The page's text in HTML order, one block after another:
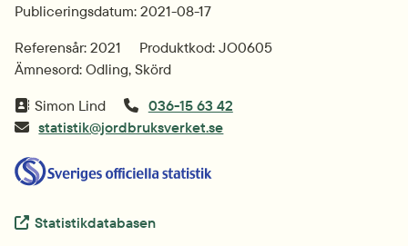
Publiceringsdatum: 2021-08-17
Referensår: 2021
Produktkod: JO0605
Ämnesord: Odling, Skörd
Simon Lind
036-15 63 42
statistik@jordbruksverket.se
Extern länk.
Statistikdatabasen